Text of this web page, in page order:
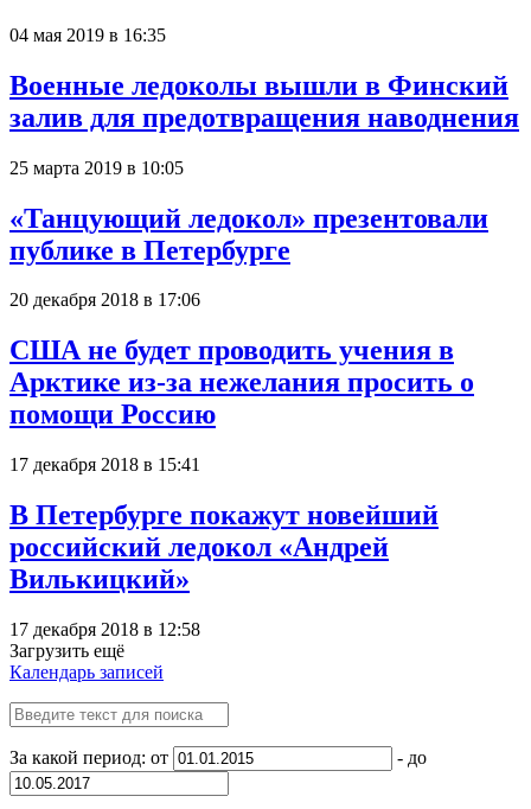
04 мая 2019 в 16:35
Военные ледоколы вышли в Финский
залив для предотвращения наводнения
25 марта 2019 в 10:05
«Танцующий ледокол» презентовали
публике в Петербурге
20 декабря 2018 в 17:06
США не будет проводить учения в
Арктике из-за нежелания просить о
помощи Россию
17 декабря 2018 в 15:41
В Петербурге покажут новейший
российский ледокол «Андрей
Вилькицкий»
17 декабря 2018 в 12:58
Загрузить ещё
Календарь записей
За какой период: от - до